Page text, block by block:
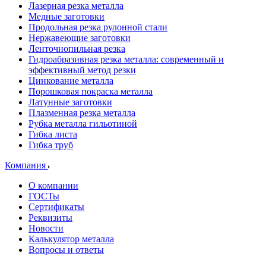
Лазерная резка металла
Медные заготовки
Продольная резка рулонной стали
Нержавеющие заготовки
Ленточнопильная резка
Гидроабразивная резка металла: современный и
эффективный метод резки
Цинкование металла
Порошковая покраска металла
Латунные заготовки
Плазменная резка металла
Рубка металла гильотиной
Гибка листа
Гибка труб
Компания
О компании
ГОСТы
Сертификаты
Реквизиты
Новости
Калькулятор металла
Вопросы и ответы